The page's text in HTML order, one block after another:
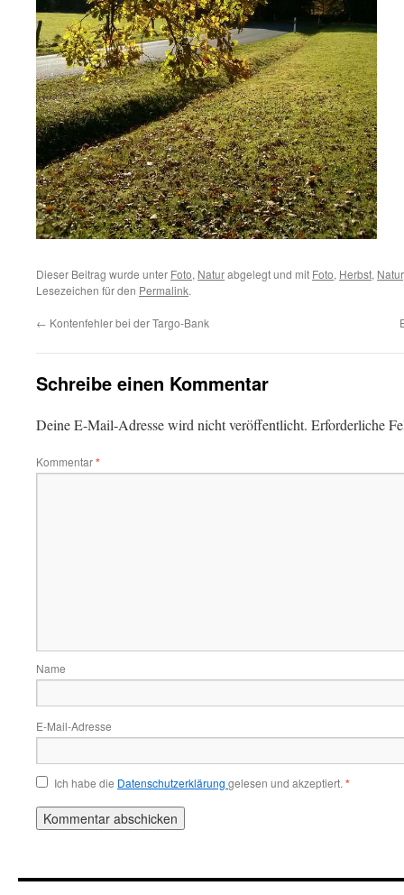
Dieser Beitrag wurde unter Foto, Naturabgelegt und mit Foto, Herbst, Natur
Lesezeichen für den Permalink.
← Kontenfehler bei der Targo-Bank
Schreibe einen Kommentar
Deine E-Mail-Adresse wird nicht veröffentlicht. Erforderliche
Kommentar*
Name
E-Mail-Adresse
Ich habe die Datenschutzerklärung gelesen und akzeptiert. *